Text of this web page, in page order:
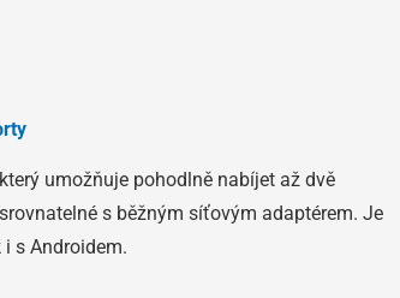
umožňuje pohodlně nabíjet až dvě
s běžným síťovým adaptérem. Je
s Androidem.